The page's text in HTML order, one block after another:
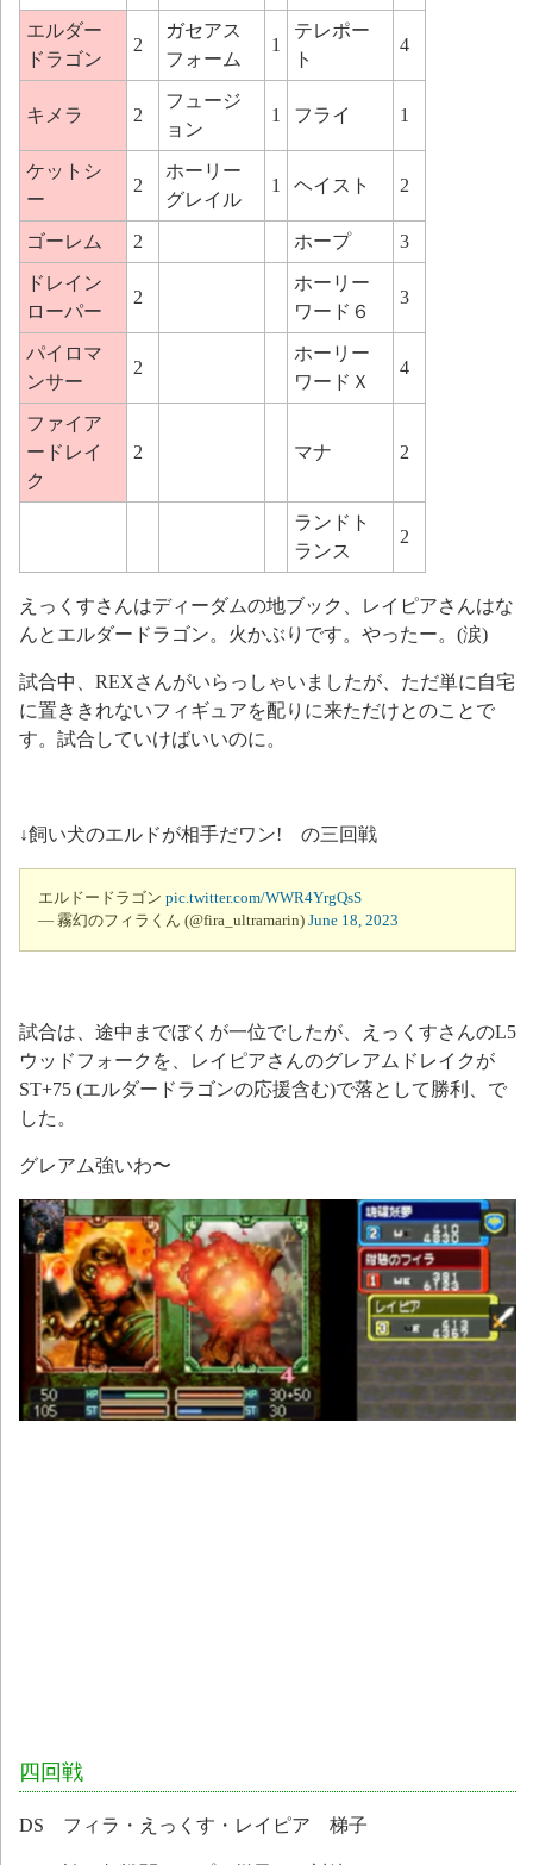
エルダー
ドラゴン
2
ガセアス
フォーム
1
テレポー
ト
4
キメラ 2
フュージ
ョン
1 フライ 1
ケットシ
ー
2
ホーリー
グレイル
1 ヘイスト 2
ゴーレム 2 ホープ 3
ドレイン
ローパー
2
ホーリー
ワード６
3
パイロマ
ンサー
2
ホーリー
ワードＸ
4
ファイア
ードレイ
ク
2 マナ 2
ランドト
ランス
2
えっくすさんはディーダムの地ブック、レイピアさんはな
んとエルダードラゴン。火かぶりです。やったー。(涙)
試合中、REXさんがいらっしゃいましたが、ただ単に自宅
に置ききれないフィギュアを配りに来ただけとのことで
す。試合していけばいいのに。
↓飼い犬のエルドが相手だワン! の三回戦
エルドードラゴン pic.twitter.com/WWR4YrgQsS
— 霧幻のフィラくん (@fira_ultramarin) June 18, 2023
試合は、途中までぼくが一位でしたが、えっくすさんのL5
ウッドフォークを、レイピアさんのグレアムドレイクが
ST+75 (エルダードラゴンの応援含む)で落として勝利、で
した。
グレアム強いわ〜
四回戦
DS フィラ・えっくす・レイピア 梯子